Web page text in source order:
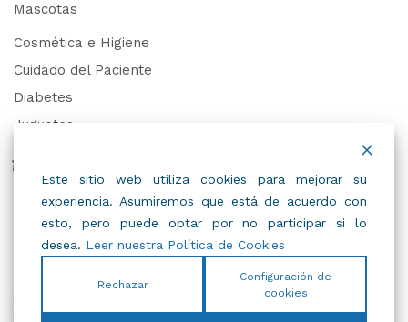
Mascotas
Cosmética e Higiene
Cuidado del Paciente
Diabetes
Juguetes
Trabaja con Nosotros
Este sitio web utiliza cookies para mejorar su
experiencia. Asumiremos que está de acuerdo con
esto, pero puede optar por no participar si lo
desea. Leer nuestra Política de Cookies
Rechazar
Configuración de
cookies